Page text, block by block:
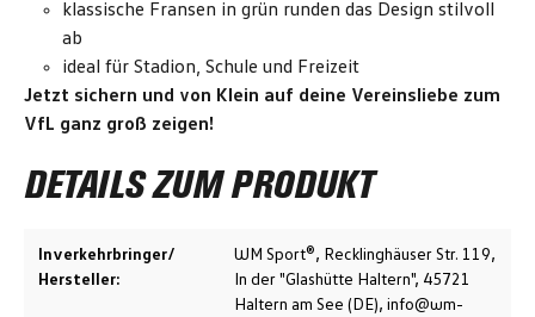
klassische Fransen in grün runden das Design stilvoll
ab
ideal für Stadion, Schule und Freizeit
Jetzt sichern und von Klein auf deine Vereinsliebe zum
VfL ganz groß zeigen!
DETAILS ZUM PRODUKT
Inverkehrbringer/
Hersteller:
WM Sport®, Recklinghäuser Str. 119,
In der "Glashütte Haltern", 45721
Haltern am See (DE), info@wm-